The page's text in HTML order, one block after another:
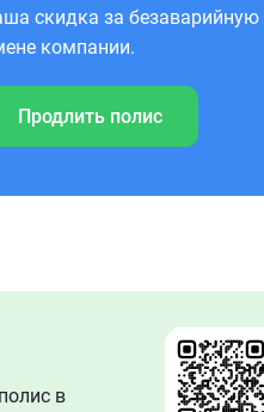
скидка за
компании.
Продлить полис
в